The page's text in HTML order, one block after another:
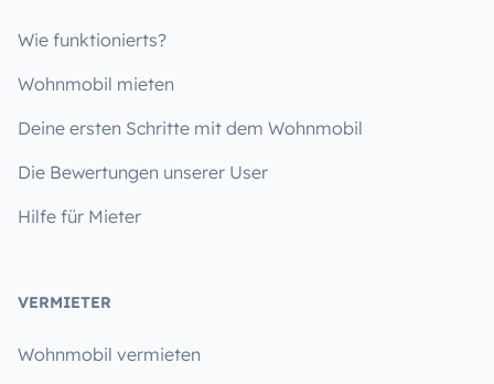
Wie funktionierts?
Wohnmobil mieten
Deine ersten Schritte mit dem Wohnmobil
Die Bewertungen unserer User
Hilfe für Mieter
VERMIETER
Wohnmobil vermieten